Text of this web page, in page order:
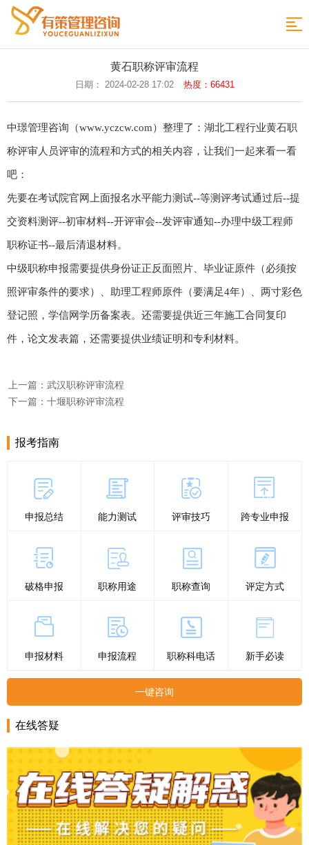
网
站
航
政
布专审评
件
样
本
文
专
利
申
报
指
导
在
线
留
返
回
黄石职称评审流程
日期： 2024-02-28 17:02 热度：66431
中璟管理咨询（www.yczcw.com）整理了：湖北工程行业黄石职
称评审人员评审的流程和方式的相关内容，让我们一起来看一看
吧：
先要在考试院官网上面报名水平能力测试--等测评考试通过后--提
交资料测评--初审材料--开评审会--发评审通知--办理中级工程师
职称证书--最后清退材料。
中级职称申报需要提供身份证正反面照片、毕业证原件（必须按
照评审条件的要求）、助理工程师原件（要满足4年）、两寸彩色
登记照，学信网学历备案表。还需要提供近三年施工合同复印
件，论文发表篇，还需要提供业绩证明和专利材料。
上一篇：武汉职称评审流程
下一篇：十堰职称评审流程
报考指南
申报总结 能力测试 评审技巧 跨专业申报
破格申报 职称用途 职称查询 评定方式
申报材料 申报流程 职称科电话 新手必读
一键咨询
在线答疑